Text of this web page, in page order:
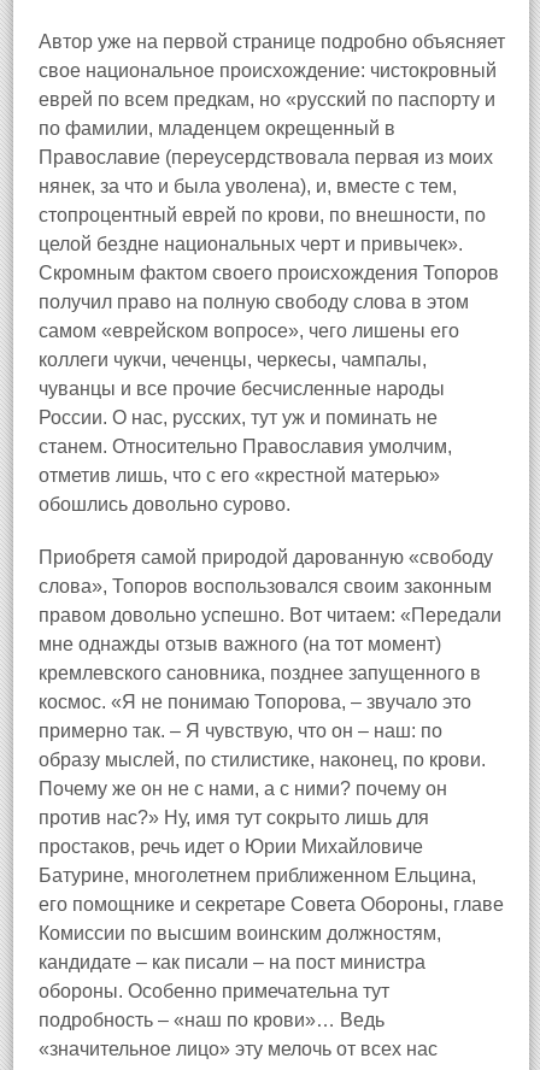
Автор уже на первой странице подробно объясняет
свое национальное происхождение: чистокровный
еврей по всем предкам, но «русский по паспорту и
по фамилии, младенцем окрещенный в
Православие (переусердствовала первая из моих
нянек, за что и была уволена), и, вместе с тем,
стопроцентный еврей по крови, по внешности, по
целой бездне национальных черт и привычек».
Скромным фактом своего происхождения Топоров
получил право на полную свободу слова в этом
самом «еврейском вопросе», чего лишены его
коллеги чукчи, чеченцы, черкесы, чампалы,
чуванцы и все прочие бесчисленные народы
России. О нас, русских, тут уж и поминать не
станем. Относительно Православия умолчим,
отметив лишь, что с его «крестной матерью»
обошлись довольно сурово.
Приобретя самой природой дарованную «свободу
слова», Топоров воспользовался своим законным
правом довольно успешно. Вот читаем: «Передали
мне однажды отзыв важного (на тот момент)
кремлевского сановника, позднее запущенного в
космос. «Я не понимаю Топорова, – звучало это
примерно так. – Я чувствую, что он – наш: по
образу мыслей, по стилистике, наконец, по крови.
Почему же он не с нами, а с ними? почему он
против нас?» Ну, имя тут сокрыто лишь для
простаков, речь идет о Юрии Михайловиче
Батурине, многолетнем приближенном Ельцина,
его помощнике и секретаре Совета Обороны, главе
Комиссии по высшим воинским должностям,
кандидате – как писали – на пост министра
обороны. Особенно примечательна тут
подробность – «наш по крови»… Ведь
«значительное лицо» эту мелочь от всех нас